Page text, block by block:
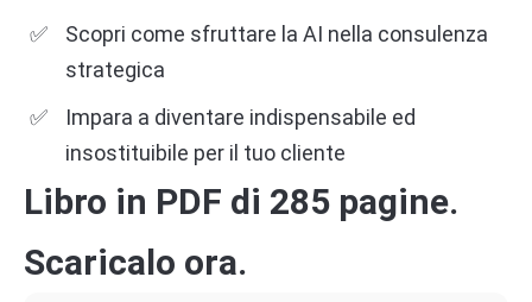
Scopri come sfruttare la AI nella consulenza
strategica
Impara a diventare indispensabile ed
insostituibile per il tuo cliente
Libro in PDF di 285 pagine.
Scaricalo ora.